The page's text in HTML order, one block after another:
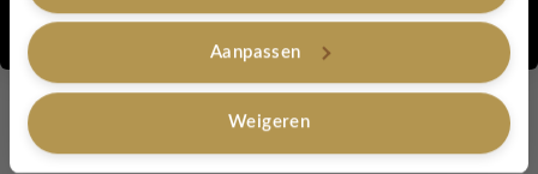
Aanpassen
Weigeren
Lengte: 75 cm , gemeten vanaf bovenkant ophangring tot
Nee, bedankt